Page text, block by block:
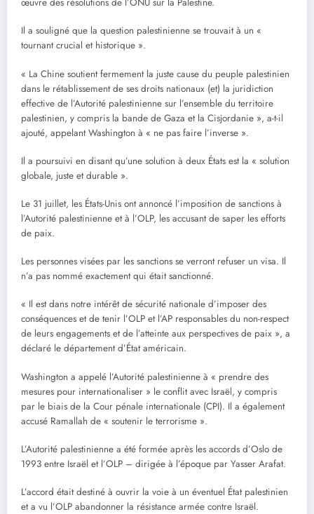
Il a souligné que la question palestinienne se trouvait à un «
tournant crucial et historique ».
« La Chine soutient fermement la juste cause du peuple palestinien
dans le rétablissement de ses droits nationaux (et) la juridiction
effective de l’Autorité palestinienne sur l’ensemble du territoire
palestinien, y compris la bande de Gaza et la Cisjordanie », a-t-il
ajouté, appelant Washington à « ne pas faire l’inverse ».
Il a poursuivi en disant qu’une solution à deux États est la « solution
globale, juste et durable ».
Le 31 juillet, les États-Unis ont annoncé l’imposition de sanctions à
l’Autorité palestinienne et à l’OLP, les accusant de saper les efforts
de paix.
Les personnes visées par les sanctions se verront refuser un visa. Il
n’a pas nommé exactement qui était sanctionné.
« Il est dans notre intérêt de sécurité nationale d’imposer des
conséquences et de tenir l’OLP et l’AP responsables du non-respect
de leurs engagements et de l’atteinte aux perspectives de paix », a
déclaré le département d’État américain.
Washington a appelé l’Autorité palestinienne à « prendre des
mesures pour internationaliser » le conflit avec Israël, y compris
par le biais de la Cour pénale internationale (CPI). Il a également
accusé Ramallah de « soutenir le terrorisme ».
L’Autorité palestinienne a été formée après les accords d’Oslo de
1993 entre Israël et l’OLP – dirigée à l’époque par Yasser Arafat.
L’accord était destiné à ouvrir la voie à un éventuel État palestinien
et a vu l’OLP abandonner la résistance armée contre Israël.